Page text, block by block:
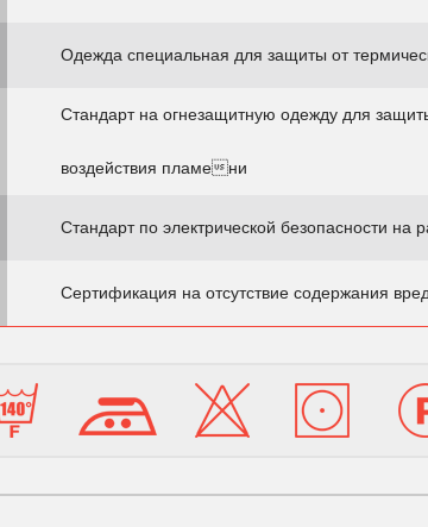
Одежда специальная для защиты от
Стандарт на огнезащитную одежду для
воздействия пламени
Стандарт по электрической безопасности на
Сертификация на отсутствие содержания